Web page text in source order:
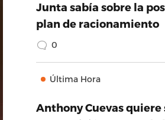
Junta sabía sobre la
plan de racionamiento
0
Última Hora
Anthony Cuevas quiere